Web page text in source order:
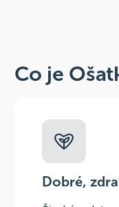
Co je
Dobré,